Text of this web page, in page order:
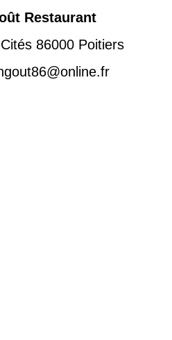
Restaurant
86000 Poitiers